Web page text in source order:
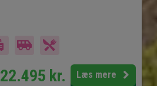
22.495 kr. Læs mere